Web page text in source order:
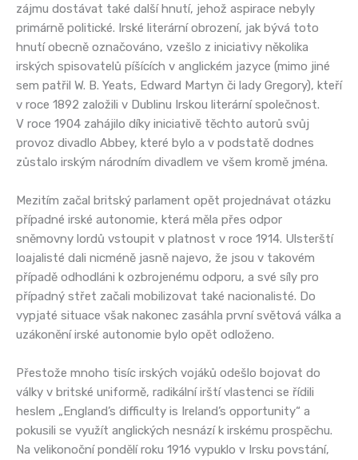
zájmu dostávat také další hnutí, jehož aspirace nebyly
primárně politické. Irské literární obrození, jak bývá toto
hnutí obecně označováno, vzešlo z iniciativy několika
irských spisovatelů píšících v anglickém jazyce (mimo jiné
sem patřil W. B. Yeats, Edward Martyn či lady Gregory), kteří
v roce 1892 založili v Dublinu Irskou literární společnost.
V roce 1904 zahájilo díky iniciativě těchto autorů svůj
provoz divadlo Abbey, které bylo a v podstatě dodnes
zůstalo irským národním divadlem ve všem kromě jména.
Mezitím začal britský parlament opět projednávat otázku
případné irské autonomie, která měla přes odpor
sněmovny lordů vstoupit v platnost v roce 1914. Ulsterští
loajalisté dali nicméně jasně najevo, že jsou v takovém
případě odhodláni k ozbrojenému odporu, a své síly pro
případný střet začali mobilizovat také nacionalisté. Do
vypjaté situace však nakonec zasáhla první světová válka a
uzákonění irské autonomie bylo opět odloženo.
Přestože mnoho tisíc irských vojáků odešlo bojovat do
války v britské uniformě, radikální irští vlastenci se řídili
heslem „England’s difficulty is Ireland’s opportunity“ a
pokusili se využít anglických nesnází k irskému prospěchu.
Na velikonoční pondělí roku 1916 vypuklo v Irsku povstání,